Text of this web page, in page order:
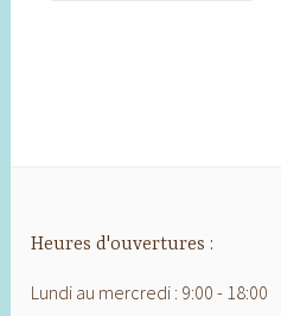
Heures d'ouvertures :
Lundi au mercredi : 9:00 - 18:00